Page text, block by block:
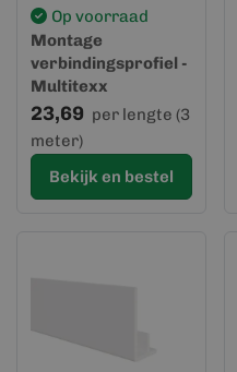
Op voorraad
Montage
verbindingsprofiel -
Multitexx
23,69 per lengte (3
meter)
Bekijk en bestel